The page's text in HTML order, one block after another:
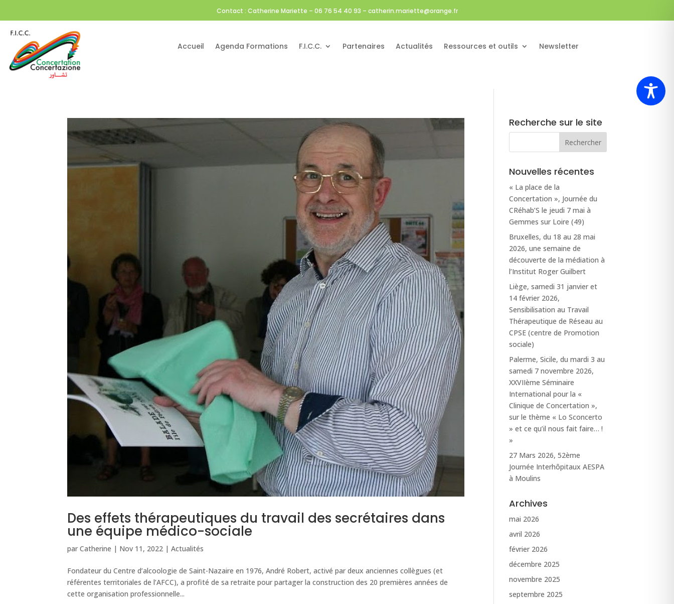
Contact : Catherine Mariette – 06 76 54 40 93 – catherin.mariette@orange.fr
Accueil Agenda Formations F.I.C.C. Partenaires Actualités Ressources et outils Newsletter
Des effets thérapeutiques du travail des secrétaires dans
une équipe médico-sociale
parCatherine | Nov 11, 2022 |Actualités
Fondateur du Centre d’alcoologie de Saint-Nazaire en 1976, André Robert, activé par deux anciennes collègues (et
référentes territoriales de l’AFCC), a profité de sa retraite pour partager la construction des 20 premières années de
cette organisation professionnelle...
Recherche sur le site
Nouvelles récentes
« La place de la
Concertation », Journée du
CRéhab’S le jeudi 7 mai à
Gemmes sur Loire (49)
Bruxelles, du 18 au 28 mai
2026, une semaine de
découverte de la médiation à
l’Institut Roger Guilbert
Liège, samedi 31 janvier et
14 février 2026,
Sensibilisation au Travail
Thérapeutique de Réseau au
CPSE (centre de Promotion
sociale)
Palerme, Sicile, du mardi 3 au
samedi 7 novembre 2026,
XXVIIème Séminaire
International pour la «
Clinique de Concertation »,
sur le thème « Lo Sconcerto
» et ce qu’il nous fait faire… !
»
27 Mars 2026, 52ème
Journée Interhôpitaux AESPA
à Moulins
Archives
mai 2026
avril 2026
février 2026
décembre 2025
novembre 2025
septembre 2025